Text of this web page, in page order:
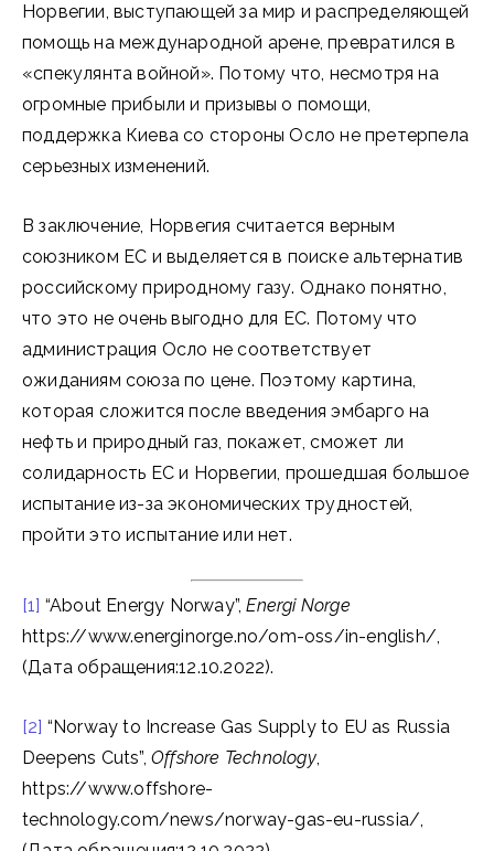
Норвегии, выступающей за мир и распределяющей
помощь на международной арене, превратился в
«спекулянта войной». Потому что, несмотря на
огромные прибыли и призывы о помощи,
поддержка Киева со стороны Осло не претерпела
серьезных изменений.
В заключение, Норвегия считается верным
союзником ЕС и выделяется в поиске альтернатив
российскому природному газу. Однако понятно,
что это не очень выгодно для ЕС. Потому что
администрация Осло не соответствует
ожиданиям союза по цене. Поэтому картина,
которая сложится после введения эмбарго на
нефть и природный газ, покажет, сможет ли
солидарность ЕС и Норвегии, прошедшая большое
испытание из-за экономических трудностей,
пройти это испытание или нет.
[1] “About Energy Norway”,Energi Norge
https://www.energinorge.no/om-oss/in-english/,
(Дата обращения:12.10.2022).
[2] “Norway to Increase Gas Supply to EU as Russia
Deepens Cuts”, Offshore Technology,
https://www.offshore-
technology.com/news/norway-gas-eu-russia/,